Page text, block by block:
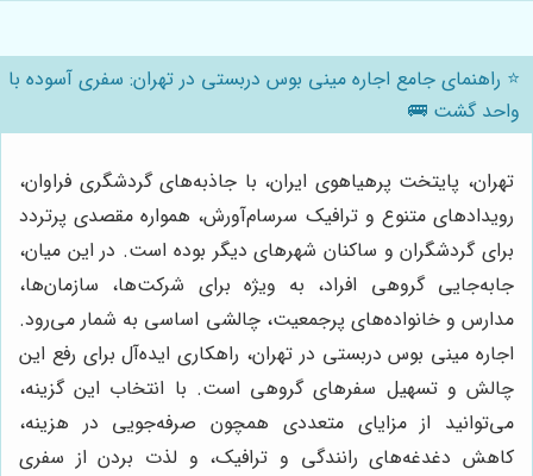
⭐️ راهنمای جامع اجاره مینی بوس دربستی در تهران: سفری آسوده با
واحد گشت 🚌
تهران، پایتخت پرهیاهوی ایران، با جاذبه‌های گردشگری فراوان،
رویدادهای متنوع و ترافیک سرسام‌آورش، همواره مقصدی پرتردد
برای گردشگران و ساکنان شهرهای دیگر بوده است. در این میان،
جابه‌جایی گروهی افراد، به ویژه برای شرکت‌ها، سازمان‌ها،
مدارس و خانواده‌های پرجمعیت، چالشی اساسی به شمار می‌رود.
اجاره مینی بوس دربستی در تهران، راهکاری ایده‌آل برای رفع این
چالش و تسهیل سفرهای گروهی است. با انتخاب این گزینه،
می‌توانید از مزایای متعددی همچون صرفه‌جویی در هزینه،
کاهش دغدغه‌های رانندگی و ترافیک، و لذت بردن از سفری